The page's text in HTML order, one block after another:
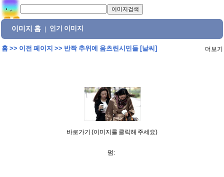
이미지 홈 인기 이미지
홈>> 이전 페이지 >> 반짝 추위에 움츠린시민들 [날씨] 더보기
바로가기 (이미지를 클릭해 주세요)
펌: